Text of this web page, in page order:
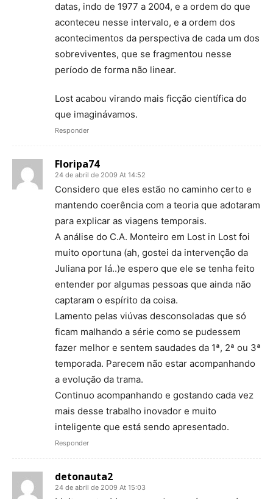
datas, indo de 1977 a 2004, e a ordem do que
aconteceu nesse intervalo, e a ordem dos
acontecimentos da perspectiva de cada um dos
sobreviventes, que se fragmentou nesse
período de forma não linear.
Lost acabou virando mais ficção científica do
que imaginávamos.
Responder
Floripa74
24 de abril de 2009 At 14:52
Considero que eles estão no caminho certo e
mantendo coerência com a teoria que adotaram
para explicar as viagens temporais.
A análise do C.A. Monteiro em Lost in Lost foi
muito oportuna (ah, gostei da intervenção da
Juliana por lá..)e espero que ele se tenha feito
entender por algumas pessoas que ainda não
captaram o espírito da coisa.
Lamento pelas viúvas desconsoladas que só
ficam malhando a série como se pudessem
fazer melhor e sentem saudades da 1ª, 2ª ou 3ª
temporada. Parecem não estar acompanhando
a evolução da trama.
Continuo acompanhando e gostando cada vez
mais desse trabalho inovador e muito
inteligente que está sendo apresentado.
Responder
detonauta2
24 de abril de 2009 At 15:03